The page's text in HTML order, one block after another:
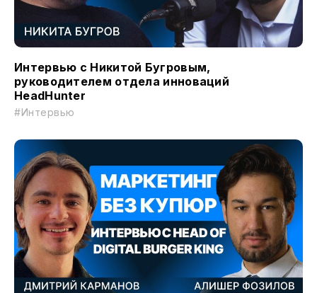
Интервью с Никитой Бугровым,
руководителем отдела инноваций
HeadHunter
#Интервью